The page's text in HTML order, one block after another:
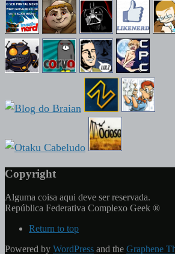
Copyright
Alguma coisa aqui deve ser reservada.
República Federativa Complexo Geek ®
Return to top
Powered by WordPress and the Graphene